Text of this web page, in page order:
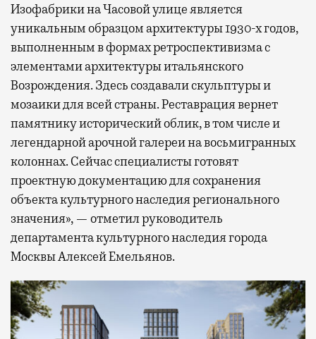
Изофабрики на Часовой улице является
уникальным образцом архитектуры 1930-х годов,
выполненным в формах ретроспективизма с
элементами архитектуры итальянского
Возрождения. Здесь создавали скульптуры и
мозаики для всей страны. Реставрация вернет
памятнику исторический облик, в том числе и
легендарной арочной галереи на восьмигранных
колоннах. Сейчас специалисты готовят
проектную документацию для сохранения
объекта культурного наследия регионального
значения», — отметил руководитель
департамента культурного наследия города
Москвы Алексей Емельянов.